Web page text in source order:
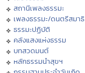
สถานีเพลงธรรมะ
เพลงธรรมะ/ดนตรีสมาธิ
ธรรมะปฏิบัติ
คลังแสงแห่งธรรม
บทสวดมนต์
หลักธรรมนำสุขฯ